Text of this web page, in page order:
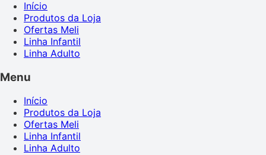
Início
Produtos da Loja
Ofertas Meli
Linha Infantil
Linha Adulto
Menu
Início
Produtos da Loja
Ofertas Meli
Linha Infantil
Linha Adulto